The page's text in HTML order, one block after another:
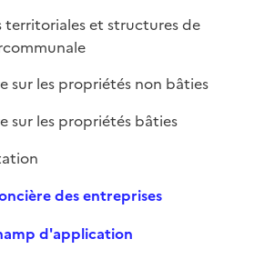
territoriales et structures de
sur les propriétés non bâties
sur les propriétés bâties
des entreprises
d'application